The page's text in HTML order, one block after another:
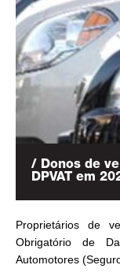
/ Donos de
DPVAT em
Proprietários de
Obrigatório de
Automotores